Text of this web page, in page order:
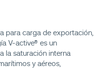
para carga de exportación,
V-active® es un
la saturación interna
y aéreos,